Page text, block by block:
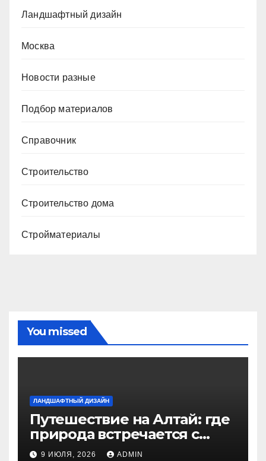
Ландшафтный дизайн
Москва
Новости разные
Подбор материалов
Справочник
Строительство
Строительство дома
Стройматериалы
You missed
ЛАНДШАФТНЫЙ ДИЗАЙН
Путешествие на Алтай: где
природа встречается с
духом приключений
9 ИЮЛЯ, 2026 ADMIN